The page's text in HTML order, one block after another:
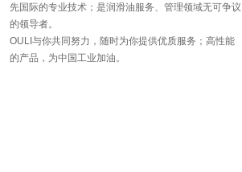
先国际的专业技术；是润滑油服务、管理领域无可争议
的领导者。
OULI与你共同努力，随时为你提供优质服务；高性能
的产品，为中国工业加油。